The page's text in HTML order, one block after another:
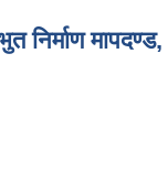
निर्माण